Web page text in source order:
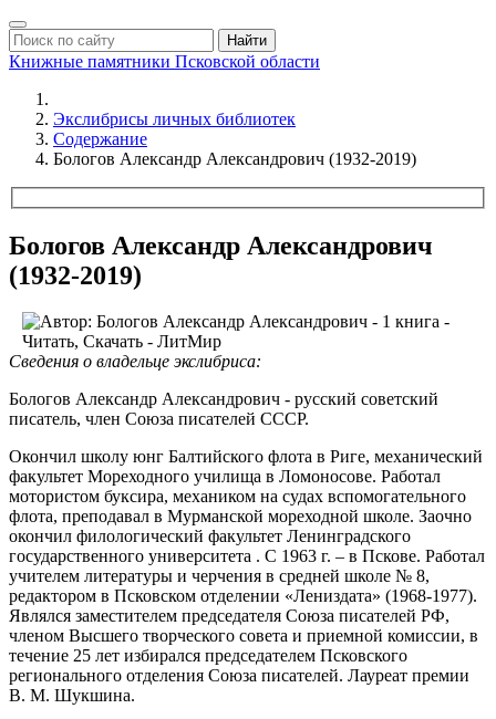
Найти
Книжные памятники Псковской области
Экслибрисы личных библиотек
Содержание
Бологов Александр Александрович (1932-2019)
Бологов Александр Александрович
(1932-2019)
Сведения о владельце экслибриса:
Бологов Александр Александрович - русский советский
писатель, член Союза писателей СССР.
Окончил школу юнг Балтийского флота в Риге, механический
факультет Мореходного училища в Ломоносове. Работал
мотористом буксира, механиком на судах вспомогательного
флота, преподавал в Мурманской мореходной школе. Заочно
окончил филологический факультет Ленинградского
государственного университета . С 1963 г. – в Пскове. Работал
учителем литературы и черчения в средней школе № 8,
редактором в Псковском отделении «Лениздата» (1968-1977).
Являлся заместителем председателя Союза писателей РФ,
членом Высшего творческого совета и приемной комиссии, в
течение 25 лет избирался председателем Псковского
регионального отделения Союза писателей. Лауреат премии
В. М. Шукшина.